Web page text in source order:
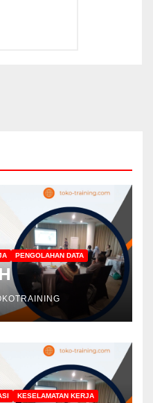
PENGOLAHAN DATA
KESELAMATAN KERJA